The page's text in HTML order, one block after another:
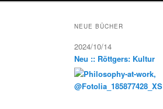
NEUE BÜCHER
2024/10/14
Neu :: Röttgers: Kultur